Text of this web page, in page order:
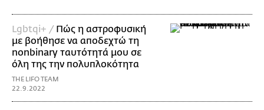
Lgbtqi+ / Πώς η αστροφυσική
με βοήθησε να αποδεχτώ τη
nonbinary ταυτότητά μου σε
όλη της την πολυπλοκότητα
THE LIFO TEAM
22.9.2022